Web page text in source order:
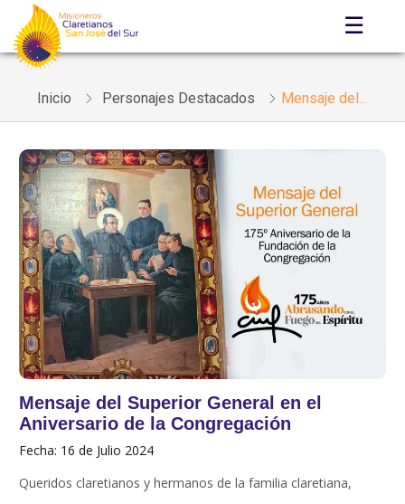
☰
Inicio Personajes Destacados Mensaje del...
Mensaje del Superior General en el
Aniversario de la Congregación
Fecha: 16 de Julio 2024
Queridos claretianos y hermanos de la familia claretiana,